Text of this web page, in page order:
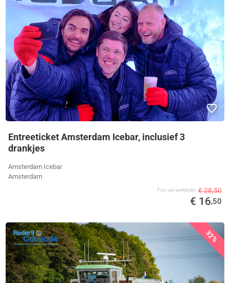
Entreeticket Amsterdam Icebar, inclusief 3
drankjes
Amsterdam Icebar
Amsterdam
Prijs van aanbieder € 28,50
€ 16,50
32%